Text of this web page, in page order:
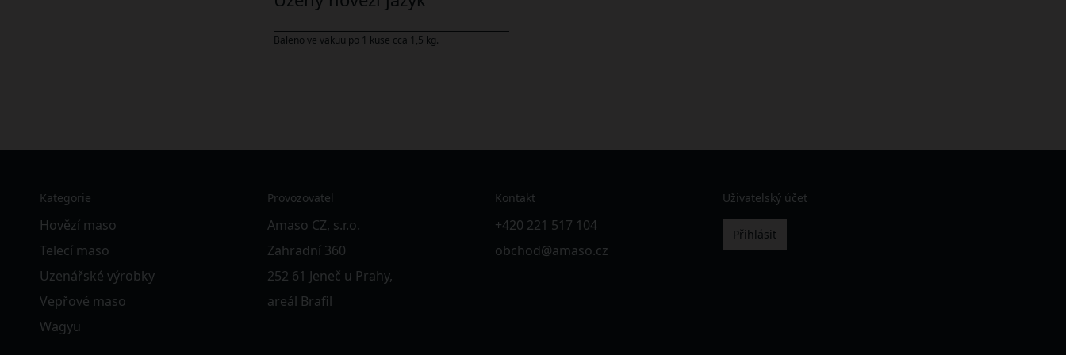
Baleno ve vakuu po 1 kuse cca 1,5 kg.
Kategorie
Hovězí maso
Telecí maso
Uzenářské výrobky
Vepřové maso
Wagyu
Provozovatel
Amaso CZ, s.r.o.
Zahradní 360
252 61 Jeneč u Prahy,
areál Brafil
Kontakt
+420 221 517 104
obchod@amaso.cz
Uživatelský účet
Přihlásit